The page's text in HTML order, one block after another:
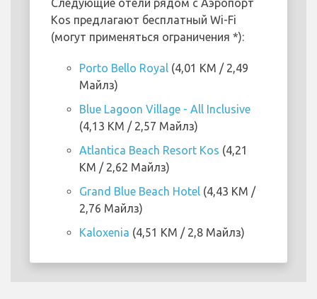
Следующие отели рядом с Аэропорт
Kos предлагают бесплатный Wi-Fi
(могут применяться ограничения *):
Porto Bello Royal (4,01 KM / 2,49
Майлз)
Blue Lagoon Village - All Inclusive
(4,13 KM / 2,57 Майлз)
Atlantica Beach Resort Kos (4,21
KM / 2,62 Майлз)
Grand Blue Beach Hotel (4,43 KM /
2,76 Майлз)
Kaloxenia (4,51 KM / 2,8 Майлз)